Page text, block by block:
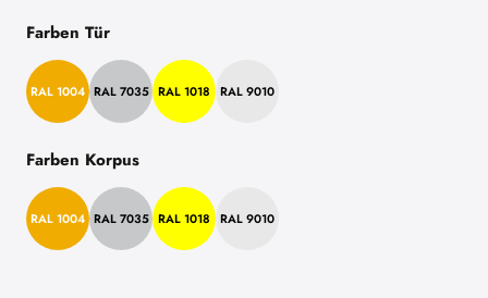
Farben Tür
RAL 1004 RAL 7035 RAL 1018 RAL 9010
Farben Korpus
RAL 1004 RAL 7035 RAL 1018 RAL 9010